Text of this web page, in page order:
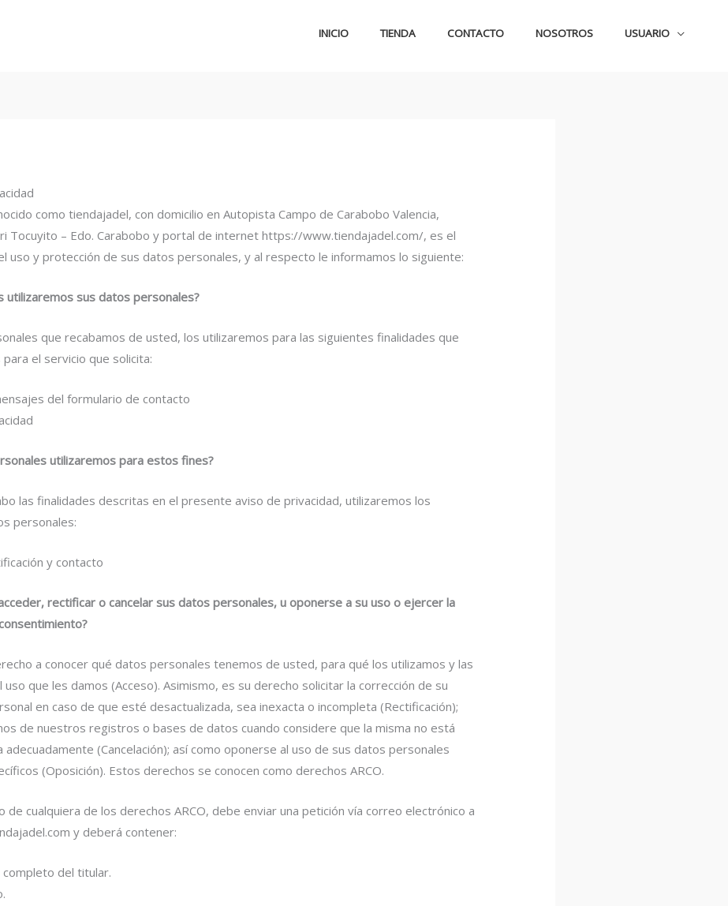
INICIO TIENDA CONTACTO NOSOTROS USUARIO
como tiendajadel, con domicilio en Autopista Campo de Carabobo Valencia,
Tocuyito – Edo. Carabobo y portal de internet https://www.tiendajadel.com/, es el
uso y protección de sus datos personales, y al respecto le informamos lo siguiente:
utilizaremos sus datos personales?
que recabamos de usted, los utilizaremos para las siguientes finalidades que
el servicio que solicita:
del formulario de contacto
utilizaremos para estos fines?
las finalidades descritas en el presente aviso de privacidad, utilizaremos los
personales:
y contacto
rectificar o cancelar sus datos personales, u oponerse a su uso o ejercer la
a conocer qué datos personales tenemos de usted, para qué los utilizamos y las
uso que les damos (Acceso). Asimismo, es su derecho solicitar la corrección de su
en caso de que esté desactualizada, sea inexacta o incompleta (Rectificación);
de nuestros registros o bases de datos cuando considere que la misma no está
adecuadamente (Cancelación); así como oponerse al uso de sus datos personales
(Oposición). Estos derechos se conocen como derechos ARCO.
de cualquiera de los derechos ARCO, debe enviar una petición vía correo electrónico a
y deberá contener:
del titular.